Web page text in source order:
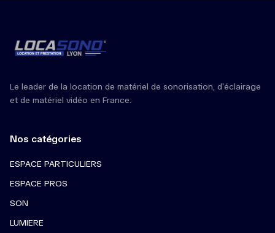
Le leader de la location de matériel de sonorisation, d'éclairage
et de matériel vidéo en France.
Nos catégories
ESPACE PARTICULIERS
ESPACE PROS
SON
LUMIERE